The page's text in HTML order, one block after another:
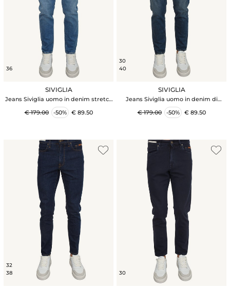
36
SIVIGLIA
Jeans Siviglia uomo in denim stretch
lavaggio used
€ 179.00
-50% € 89.50
30
40
SIVIGLIA
Jeans Siviglia uomo in denim di
cotone blu effetto used
€ 179.00
-50% € 89.50
32
38
30